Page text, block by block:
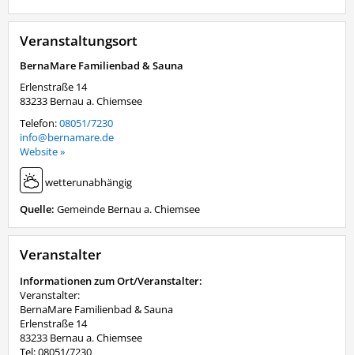
Veranstaltungsort
BernaMare Familienbad & Sauna
Erlenstraße 14
83233 Bernau a. Chiemsee
Telefon:08051/7230
info@bernamare.de
Website »
wetterunabhängig
Quelle: Gemeinde Bernau a. Chiemsee
Veranstalter
Informationen zum Ort/Veranstalter:
Veranstalter:
BernaMare Familienbad & Sauna
Erlenstraße 14
83233 Bernau a. Chiemsee
Tel: 08051/7230